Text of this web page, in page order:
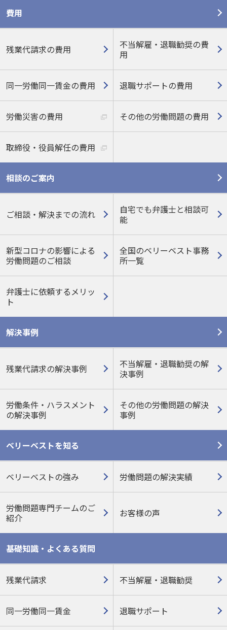
費用
残業代請求の費用
不当解雇・退職勧奨の費
用
同一労働同一賃金の費用 退職サポートの費用
労働災害の費用 その他の労働問題の費用
取締役・役員解任の費用
相談のご案内
ご相談・解決までの流れ
自宅でも弁護士と相談可
能
新型コロナの影響による
労働問題のご相談
全国のベリーベスト事務
所一覧
弁護士に依頼するメリッ
ト
解決事例
残業代請求の解決事例
不当解雇・退職勧奨の解
決事例
労働条件・ハラスメント
の解決事例
その他の労働問題の解決
事例
ベリーベストを知る
ベリーベストの強み 労働問題の解決実績
労働問題専門チームのご
紹介
お客様の声
基礎知識・よくある質問
残業代請求 不当解雇・退職勧奨
同一労働同一賃金 退職サポート